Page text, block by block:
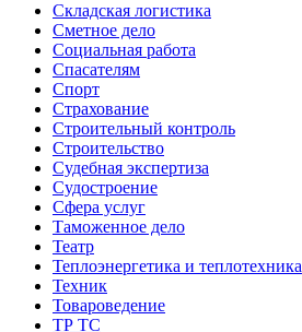
Складская логистика
Сметное дело
Социальная работа
Спасателям
Спорт
Страхование
Строительный контроль
Строительство
Судебная экспертиза
Судостроение
Сфера услуг
Таможенное дело
Театр
Теплоэнергетика и теплотехника
Техник
Товароведение
ТР ТС